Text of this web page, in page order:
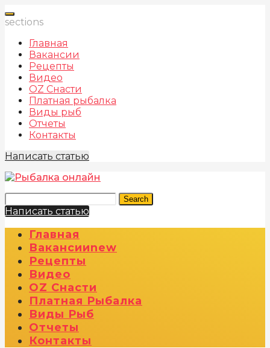
sections
Главная
Вакансии
Рецепты
Видео
OZ Снасти
Платная рыбалка
Виды рыб
Отчеты
Контакты
Написать статью
Search
Написать статью
Главная
ВакансииNew
Рецепты
Видео
OZ Снасти
Платная Рыбалка
Виды Рыб
Отчеты
Контакты